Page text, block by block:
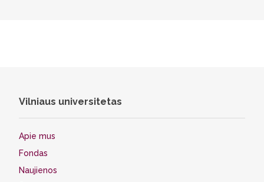
Vilniaus universitetas
Apie mus
Fondas
Naujienos